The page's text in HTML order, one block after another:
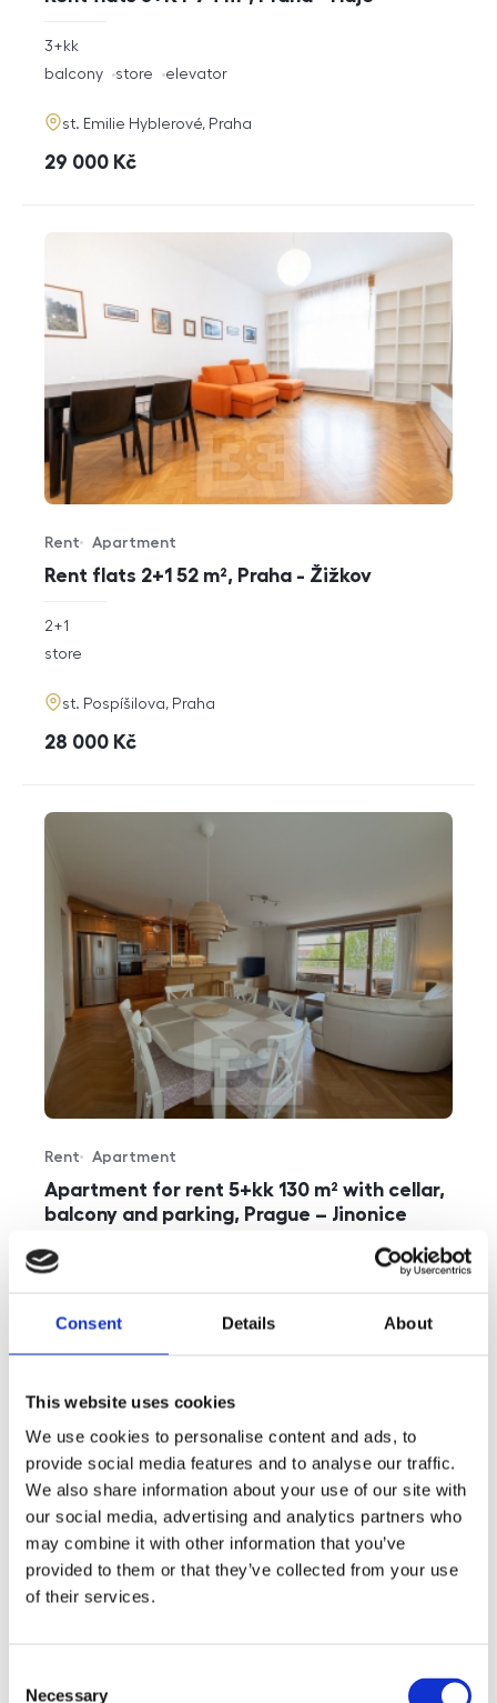
Consent Details About
This website uses cookies
We use cookies to personalise content and ads, to
provide social media features and to analyse our traffic.
We also share information about your use of our site with
our social media, advertising and analytics partners who
may combine it with other information that you’ve
provided to them or that they’ve collected from your use
of their services.
Necessary
rozměry
3+kk
funkce
balcony store elevator
adresa
st. Emilie Hyblerové, Praha
cena
29 000 Kč
Rent flats 2+1 52 m², Praha - Žižkov
Offer type
Rent
Property type
Apartment
rozměry
2+1
funkce
store
adresa
st. Pospíšilova, Praha
cena
28 000 Kč
Apartment for rent 5+kk 130 m² with cellar,
balcony and parking, Prague – Jinonice
Offer type
Rent
Property type
Apartment
rozměry
disposition
5+kk